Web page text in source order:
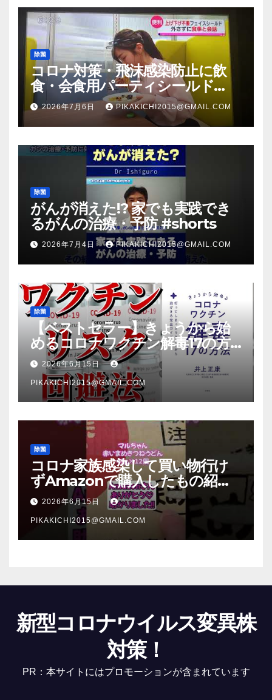
除菌
コロナ対策・飛沫感染防止に飲
食・会食用パーティシールド
（マスク会食代替品）ＦＢＣ福井
放送のＴＶ番組での紹介映像
2026年7月6日 PIKAKICHI2015@GMAIL.COM
除菌
がんが消えた!? 家でも実践でき
るがんの治療・予防 #shorts
2026年7月4日 PIKAKICHI2015@GMAIL.COM
除菌
【ベストセラー】きょうから始
めるコロナワクチン解毒17の方
法【本要約】
2026年6月15日
PIKAKICHI2015@GMAIL.COM
除菌
コロナ家族感染して買い物行け
ずAmazonで購入したもの紹
介 #Shorts
2026年6月15日
PIKAKICHI2015@GMAIL.COM
新型コロナウイルス変異株
対策！
PR：本サイトにはプロモーションが含まれています